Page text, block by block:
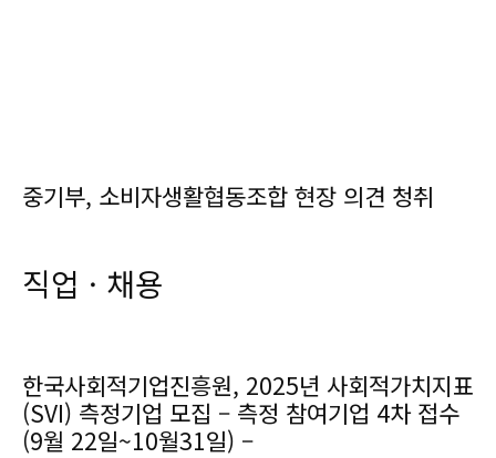
중기부, 소비자생활협동조합 현장 의견 청취
직업 · 채용
한국사회적기업진흥원, 2025년 사회적가치지표
(SVI) 측정기업 모집 – 측정 참여기업 4차 접수
(9월 22일~10월31일) –